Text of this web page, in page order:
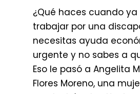
¿Qué haces cuando
trabajar por una
necesitas ayuda
urgente y no sabes a
Eso le pasó a Angelita
Flores Moreno, una